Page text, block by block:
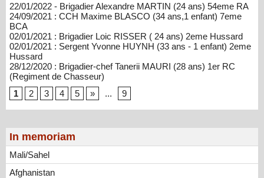
In memoriam
Mali/Sahel
Afghanistan
22/01/2022 - Brigadier Alexandre MARTIN (24 ans) 54eme RA
24/09/2021 : CCH Maxime BLASCO (34 ans,1 enfant) 7eme
BCA
02/01/2021 : Brigadier Loic RISSER ( 24 ans) 2eme Hussard
02/01/2021 : Sergent Yvonne HUYNH (33 ans - 1 enfant) 2eme
Hussard
28/12/2020 : Brigadier-chef Tanerii MAURI (28 ans) 1er RC
(Regiment de Chasseur)
1
2 3 4 5 » ... 9